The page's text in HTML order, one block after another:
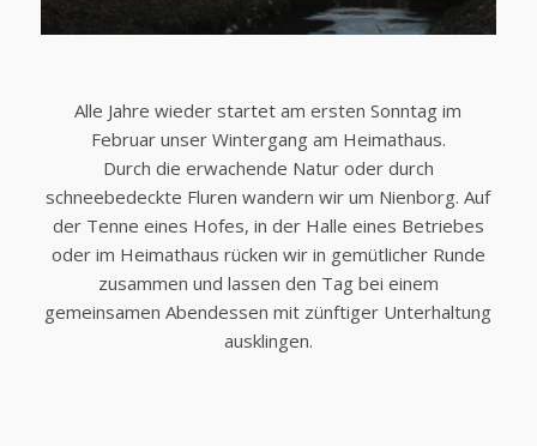
Alle Jahre wieder startet am ersten Sonntag im
Februar unser Wintergang am Heimathaus.
Durch die erwachende Natur oder durch
schneebedeckte Fluren wandern wir um Nienborg. Auf
der Tenne eines Hofes, in der Halle eines Betriebes
oder im Heimathaus rücken wir in gemütlicher Runde
zusammen und lassen den Tag bei einem
gemeinsamen Abendessen mit zünftiger Unterhaltung
ausklingen.